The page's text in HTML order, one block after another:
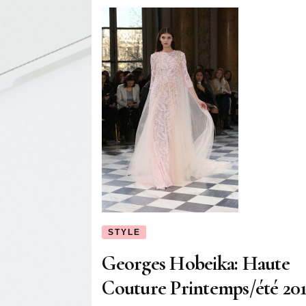
STYLE
Georges Hobeika: Haute
Couture Printemps/été